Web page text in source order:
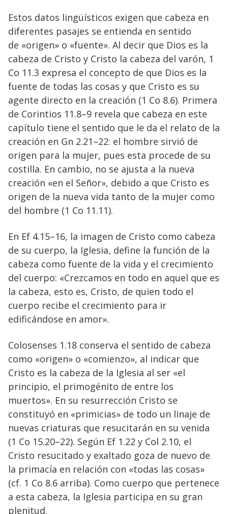
Estos datos lingüísticos exigen que cabeza en
diferentes pasajes se entienda en sentido
de «origen» o «fuente». Al decir que Dios es la
cabeza de Cristo y Cristo la cabeza del varón, 1
Co 11.3 expresa el concepto de que Dios es la
fuente de todas las cosas y que Cristo es su
agente directo en la creación (1 Co 8.6). Primera
de Corintios 11.8–9 revela que cabeza en este
capítulo tiene el sentido que le da el relato de la
creación en Gn 2.21–22: el hombre sirvió de
origen para la mujer, pues esta procede de su
costilla. En cambio, no se ajusta a la nueva
creación «en el Señor», debido a que Cristo es
origen de la nueva vida tanto de la mujer como
del hombre (1 Co 11.11).
En Ef 4.15–16, la imagen de Cristo como cabeza
de su cuerpo, la Iglesia, define la función de la
cabeza como fuente de la vida y el crecimiento
del cuerpo: «Crezcamos en todo en aquel que es
la cabeza, esto es, Cristo, de quien todo el
cuerpo recibe el crecimiento para ir
edificándose en amor».
Colosenses 1.18 conserva el sentido de cabeza
como «origen» o «comienzo», al indicar que
Cristo es la cabeza de la Iglesia al ser «el
principio, el primogénito de entre los
muertos». En su resurrección Cristo se
constituyó en «primicias» de todo un linaje de
nuevas criaturas que resucitarán en su venida
(1 Co 15.20–22). Según Ef 1.22 y Col 2.10, el
Cristo resucitado y exaltado goza de nuevo de
la primacía en relación con «todas las cosas»
(cf. 1 Co 8.6 arriba). Como cuerpo que pertenece
a esta cabeza, la Iglesia participa en su gran
plenitud.